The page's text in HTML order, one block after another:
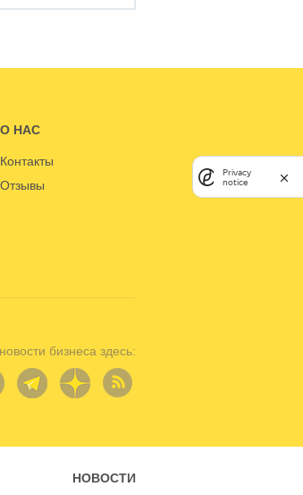
О НАС
Контакты
Отзывы
бизнеса здесь:
НОВОСТИ
Privacy
notice